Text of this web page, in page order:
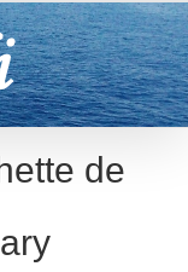
de